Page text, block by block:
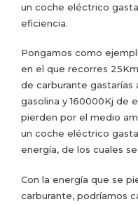
un coche eléctrico
eficiencia.
Pongamos como
en el que recorres
de carburante gastarías
gasolina y 160000Kj de
pierden por el medio
un coche eléctrico
energía, de los cuales
Con la energía que se
carburante, podríamos